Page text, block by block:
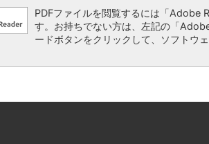
PDFファイルを閲覧するには「Adobe
す。お持ちでない方は、左記の「
ードボタンをクリックして、ソフトウ